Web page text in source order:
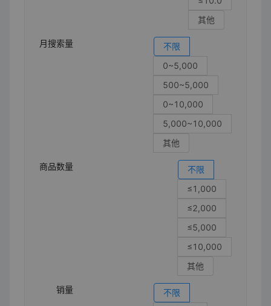
其他
月搜索量
不限
0~5,000
500~5,000
0~10,000
5,000~10,000
其他
商品数量
不限
≤1,000
≤2,000
≤5,000
≤10,000
其他
销量
不限